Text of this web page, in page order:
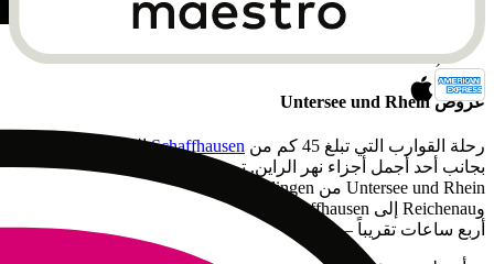
Schifffahrt)
عروض Untersee und Rhein
رحلة القوارب التي تبلغ 45 كم من Schaffhausen
بجانب أحد أجمل أجزاء نهر الراين. تبحر الشركة البحرية السويسرية
Untersee und Rhein من Kreuzlingen عبر Stein am Rhein
وReichenau إلى Schaffhausen. تستغرق الرحلة نحو الأسفل حوالي
أربع ساعات تقريباً – وفي الاتجاه المقابل ساعة إضافية.